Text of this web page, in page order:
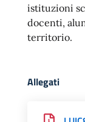
istituzioni
docenti,
territorio.
Allegati